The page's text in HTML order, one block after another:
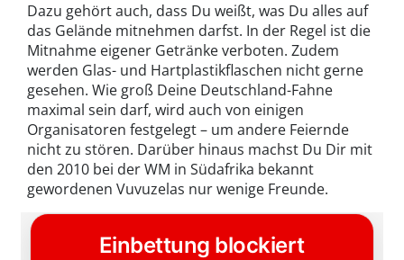
Dazu gehört auch, dass Du weißt, was Du alles auf
das Gelände mitnehmen darfst. In der Regel ist die
Mitnahme eigener Getränke verboten. Zudem
werden Glas- und Hartplastikflaschen nicht gerne
gesehen. Wie groß Deine Deutschland-Fahne
maximal sein darf, wird auch von einigen
Organisatoren festgelegt – um andere Feiernde
nicht zu stören. Darüber hinaus machst Du Dir mit
den 2010 bei der WM in Südafrika bekannt
gewordenen Vuvuzelas nur wenige Freunde.